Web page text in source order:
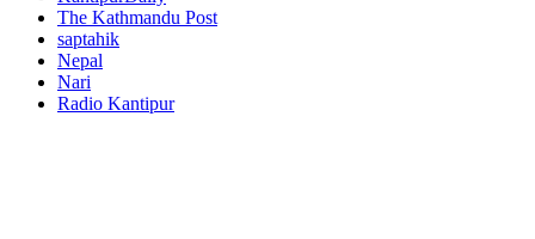
The Kathmandu Post
saptahik
Nepal
Nari
Radio Kantipur